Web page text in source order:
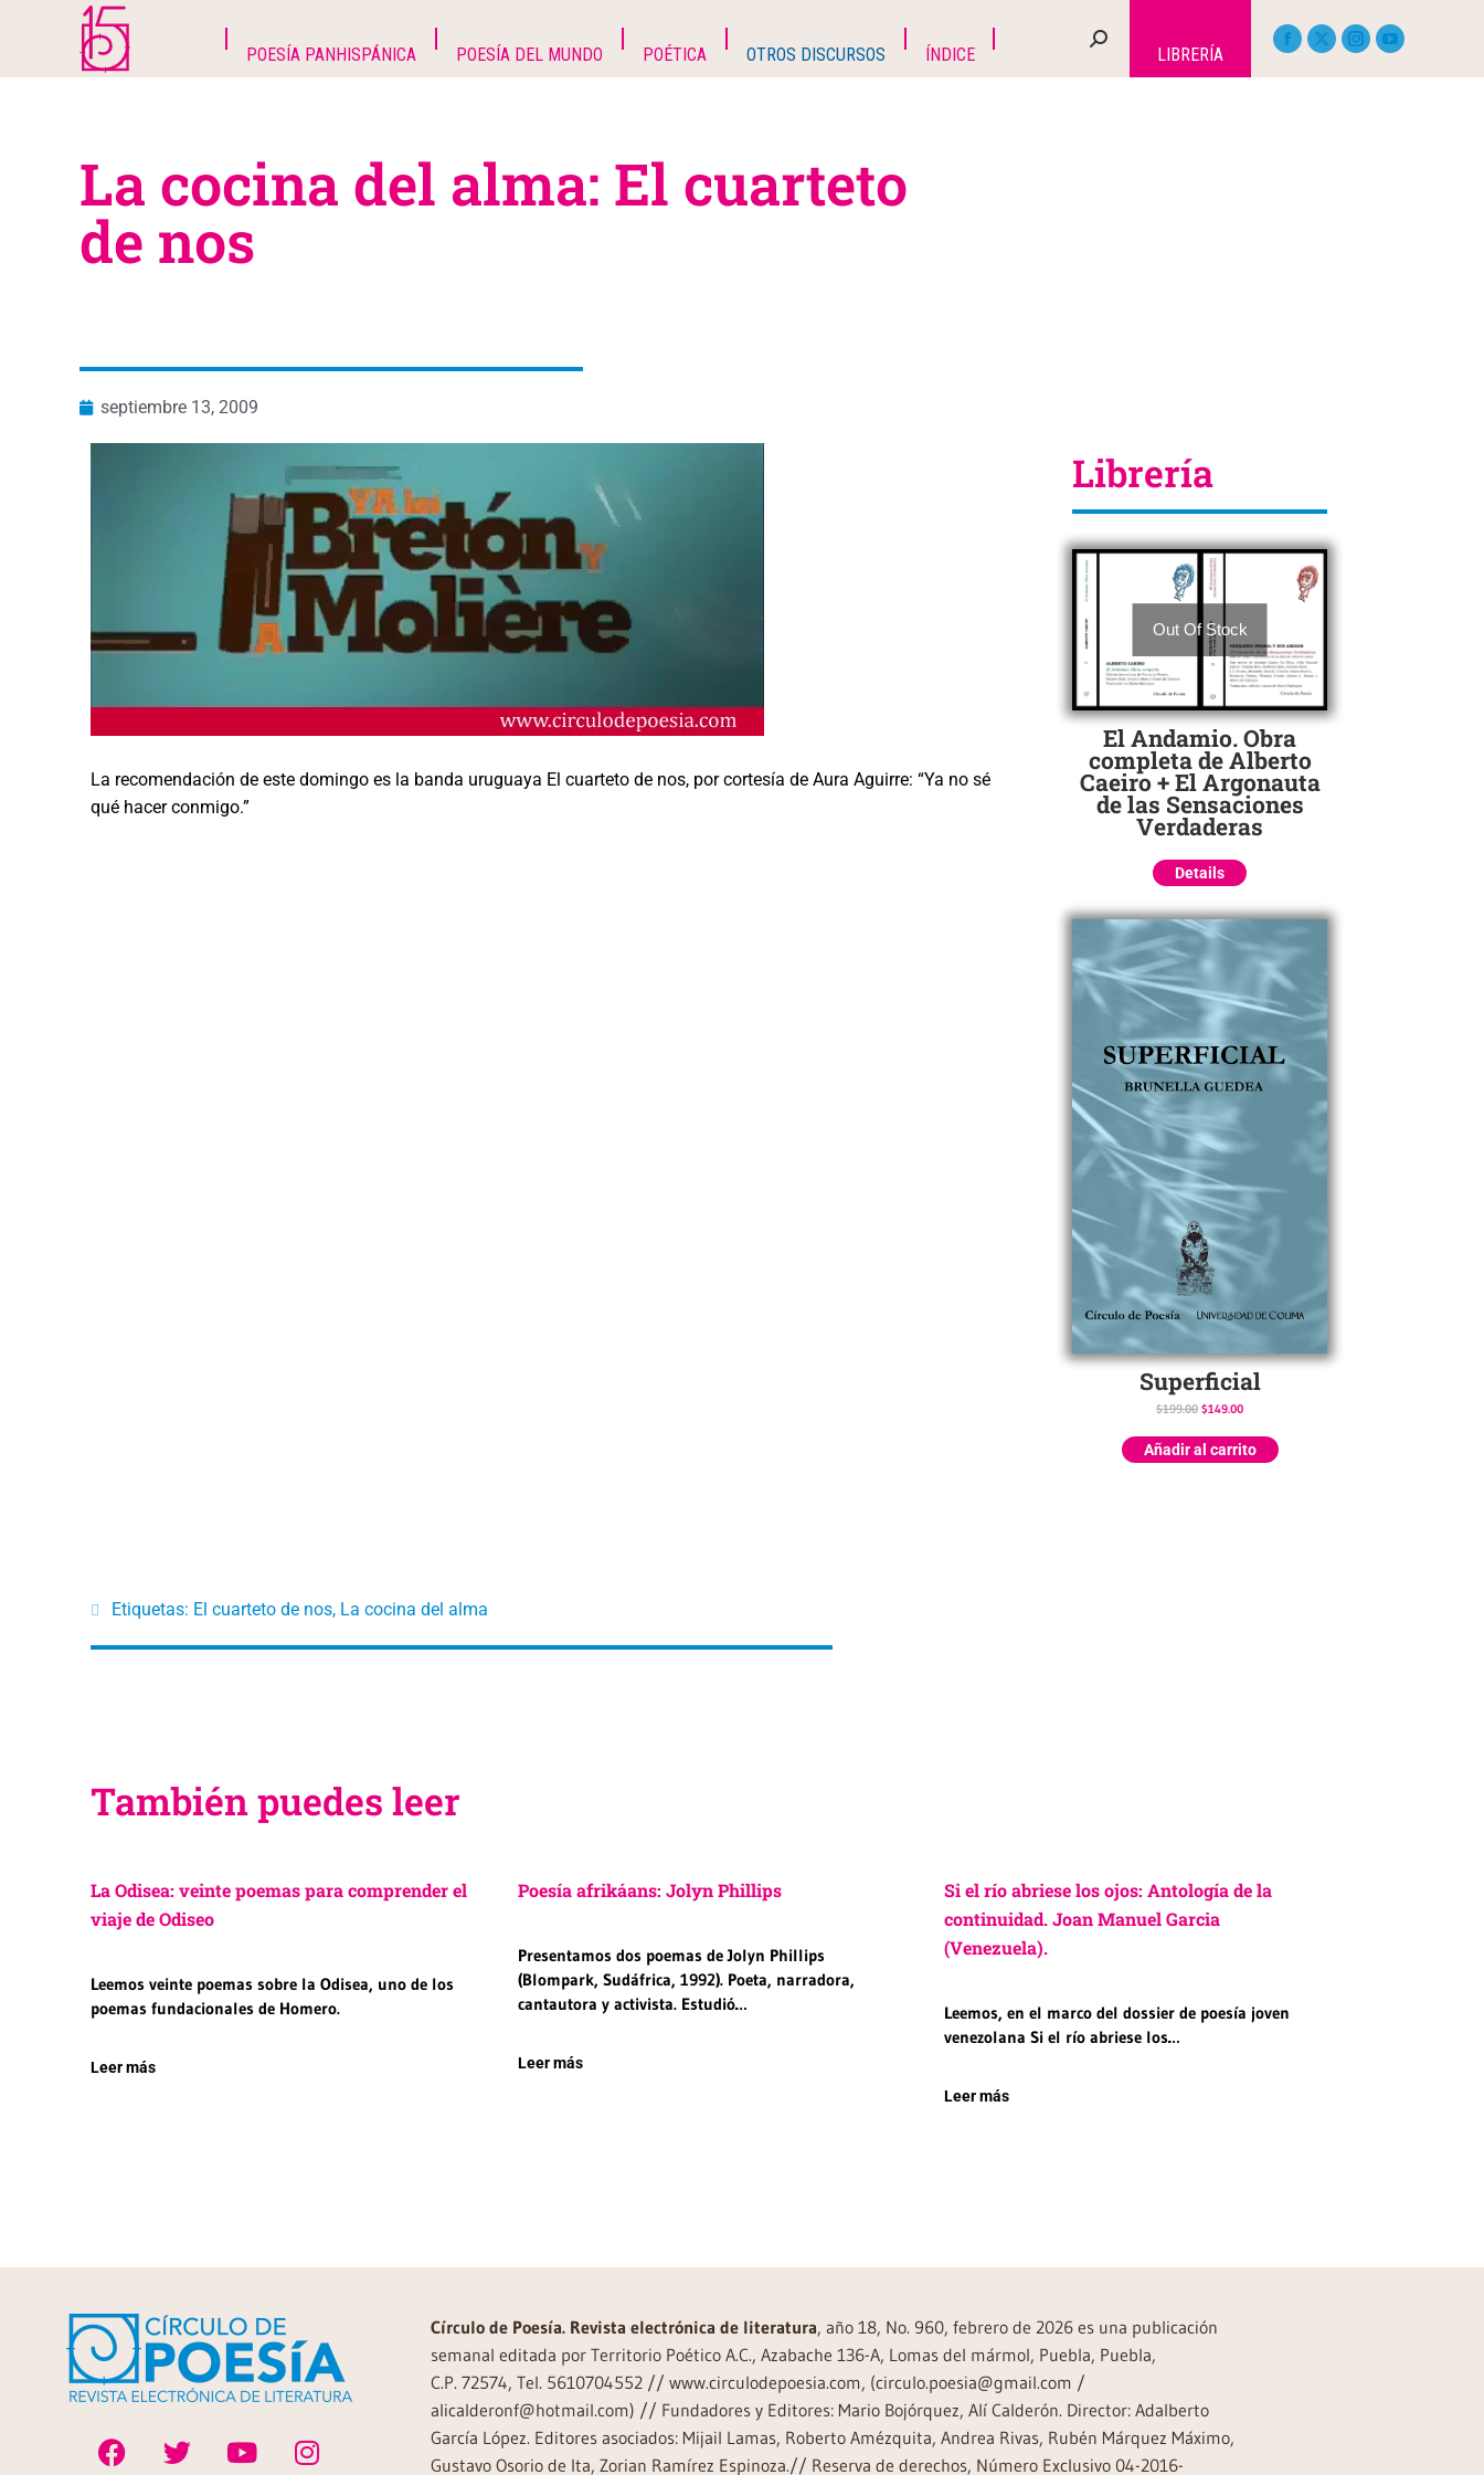
POESÍA PANHISPÁNICA POESÍA DEL MUNDO POÉTICA OTROS DISCURSOS ÍNDICE LIBRERÍA
La cocina del alma: El cuarteto
de nos
septiembre 13, 2009
La recomendación de este domingo es la banda uruguaya El cuarteto de nos, por cortesía de Aura Aguirre: “Ya no sé
qué hacer conmigo.”
Librería
Out Of Stock
El Andamio. Obra
completa de Alberto
Caeiro + El Argonauta
de las Sensaciones
Verdaderas
Details
Superficial
$199.00 $149.00
Añadir al carrito
Etiquetas: El cuarteto de nos, La cocina del alma
También puedes leer
La Odisea: veinte poemas para comprender el
viaje de Odiseo
Leemos veinte poemas sobre la Odisea, uno de los
poemas fundacionales de Homero.
Leer más
Poesía afrikáans: Jolyn Phillips
Presentamos dos poemas de Jolyn Phillips
(Blompark, Sudáfrica, 1992). Poeta, narradora,
cantautora y activista. Estudió…
Leer más
Si el río abriese los ojos: Antología de la
continuidad. Joan Manuel Garcia
(Venezuela).
Leemos, en el marco del dossier de poesía joven
venezolana Si el río abriese los…
Leer más
Círculo de Poesía. Revista electrónica de literatura, año 18, No. 960, febrero de 2026 es una publicación
semanal editada por Territorio Poético A.C., Azabache 136-A, Lomas del mármol, Puebla, Puebla,
C.P. 72574, Tel. 5610704552 // www.circulodepoesia.com, (circulo.poesia@gmail.com /
alicalderonf@hotmail.com) // Fundadores y Editores: Mario Bojórquez, Alí Calderón. Director: Adalberto
García López. Editores asociados: Mijail Lamas, Roberto Amézquita, Andrea Rivas, Rubén Márquez Máximo,
Gustavo Osorio de Ita, Zorian Ramírez Espinoza.// Reserva de derechos, Número Exclusivo 04-2016-